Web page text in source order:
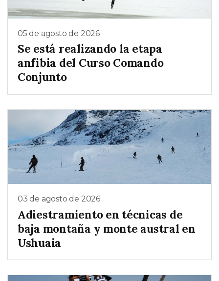
05 de agosto de 2026
Se está realizando la etapa
anfibia del Curso Comando
Conjunto
03 de agosto de 2026
Adiestramiento en técnicas de
baja montaña y monte austral en
Ushuaia